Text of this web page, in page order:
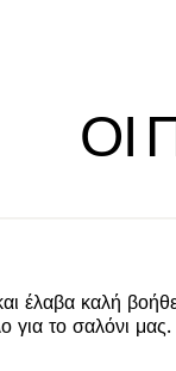
ΟΙ
έλαβα καλή
για το σαλόνι